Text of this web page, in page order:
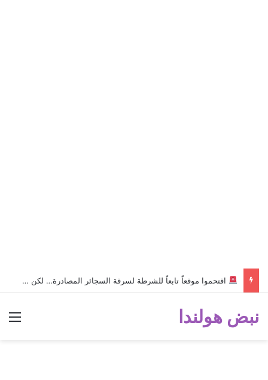
اقتحموا موقعاً تابعاً للشرطة لسرقة السجائر المصادرة… لكن خطأ صغير أثناء الهروب أسقط الخطة وكشفهم!
نبض هولندا